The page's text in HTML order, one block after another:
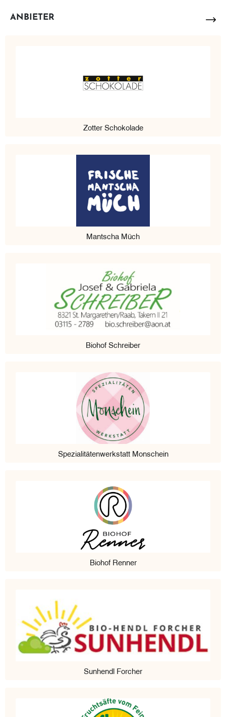
ANBIETER
Zotter Schokolade
Mantscha Müch
Biohof Schreiber
Spezialitätenwerkstatt Monschein
Biohof Renner
Sunhendl Forcher